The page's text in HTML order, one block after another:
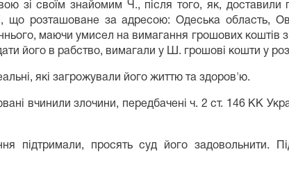
зі своїм знайомим Ч., після того, як,
розташоване за адресою: Одеська область,
маючи умисел на вимагання грошових коштів
його в рабство, вимагали у Ш. грошові кошти у
які загрожували його життю та здоров'ю.
вчинили злочини, передбачені ч. 2 ст. 146 КК
підтримали, просять суд його задовольнити.